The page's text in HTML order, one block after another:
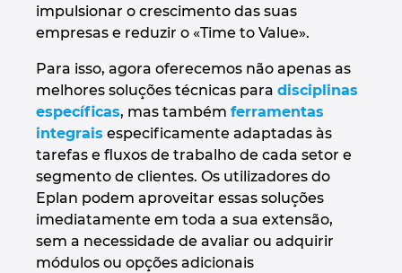
impulsionar o crescimento das suas
empresas e reduzir o «Time to Value».
Para isso, agora oferecemos não apenas as
melhores soluções técnicas para disciplinas
específicas, mas também ferramentas
integrais especificamente adaptadas às
tarefas e fluxos de trabalho de cada setor e
segmento de clientes. Os utilizadores do
Eplan podem aproveitar essas soluções
imediatamente em toda a sua extensão,
sem a necessidade de avaliar ou adquirir
módulos ou opções adicionais
Netherlands
New Zealand
Norway
Peru
Philippines
Poland